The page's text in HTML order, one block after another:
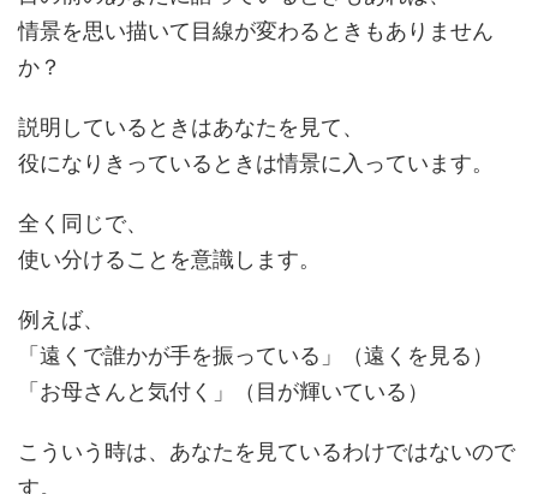
情景を思い描いて目線が変わるときもありません
か？
説明しているときはあなたを見て、
役になりきっているときは情景に入っています。
全く同じで、
使い分けることを意識します。
例えば、
「遠くで誰かが手を振っている」（遠くを見る）
「お母さんと気付く」（目が輝いている）
こういう時は、あなたを見ているわけではないので
す。